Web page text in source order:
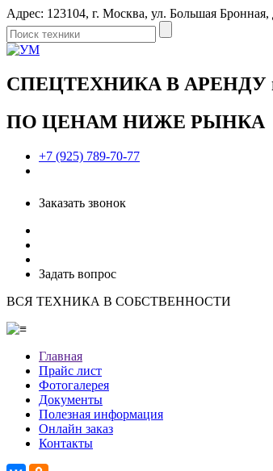
Адрес: 123104, г. Москва, ул. Большая Бронная,
СПЕЦТЕХНИКА В АРЕНДУ в
ПО ЦЕНАМ НИЖЕ РЫНКА
+7 (925) 789-70-77
Заказать звонок
Задать вопрос
ВСЯ ТЕХНИКА В СОБСТВЕННОСТИ
Главная
Прайс лист
Фотогалерея
Документы
Полезная информация
Онлайн заказ
Контакты